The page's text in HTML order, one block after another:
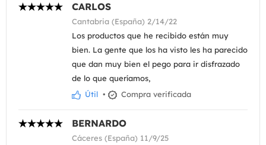
CARLOS
Cantabria (España) 2/14/22
Los productos que he recibido están muy
bien. La gente que los ha visto les ha parecido
que dan muy bien el pego para ir disfrazado
de lo que queríamos,
Útil • Compra verificada
BERNARDO
Cáceres (España) 11/9/25